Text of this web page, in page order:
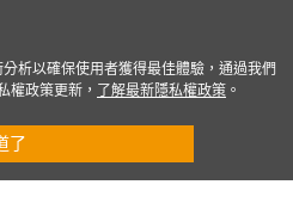
析以確保使用者獲得最佳體驗，通過我們
權政策更新，
了解最新隱私權政策 。
了